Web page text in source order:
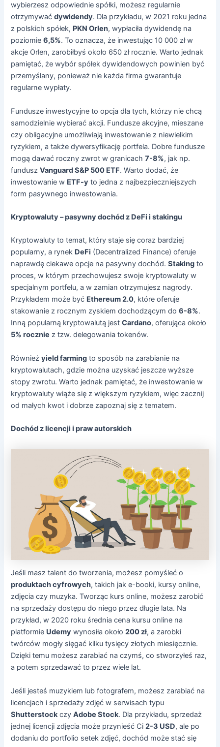
wybierzesz odpowiednie spółki, możesz regularnie
otrzymywaćdywidendy. Dla przykładu, w 2021 roku jedna
z polskich spółek, PKN Orlen, wypłaciła dywidendę na
poziomie6,5%. To oznacza, że inwestując 10 000 zł w
akcje Orlen, zarobiłbyś około 650 zł rocznie. Warto jednak
pamiętać, że wybór spółek dywidendowych powinien być
przemyślany, ponieważ nie każda firma gwarantuje
regularne wypłaty.
Fundusze inwestycyjne to opcja dla tych, którzy nie chcą
samodzielnie wybierać akcji. Fundusze akcyjne, mieszane
czy obligacyjne umożliwiają inwestowanie z niewielkim
ryzykiem, a także dywersyfikację portfela. Dobre fundusze
mogą dawać roczny zwrot w granicach7-8%, jak np.
funduszVanguard S&P 500 ETF. Warto dodać, że
inwestowanie w ETF-y to jedna z najbezpieczniejszych
form pasywnego inwestowania.
Kryptowaluty – pasywny dochód z DeFi i stakingu
Kryptowaluty to temat, który staje się coraz bardziej
popularny, a rynek DeFi (Decentralized Finance) oferuje
naprawdę ciekawe opcje na pasywny dochód.Staking to
proces, w którym przechowujesz swoje kryptowaluty w
specjalnym portfelu, a w zamian otrzymujesz nagrody.
Przykładem może być Ethereum 2.0, które oferuje
stakowanie z rocznym zyskiem dochodzącym do6-8%.
Inną popularną kryptowalutą jestCardano, oferująca około
5% rocznie z tzw. delegowania tokenów.
Równieżyield farming to sposób na zarabianie na
kryptowalutach, gdzie można uzyskać jeszcze wyższe
stopy zwrotu. Warto jednak pamiętać, że inwestowanie w
kryptowaluty wiąże się z większym ryzykiem, więc zacznij
od małych kwot i dobrze zapoznaj się z tematem.
Dochód z licencji i praw autorskich
Jeśli masz talent do tworzenia, możesz pomyśleć o
produktach cyfrowych, takich jak e-booki, kursy online,
zdjęcia czy muzyka. Tworząc kurs online, możesz zarobić
na sprzedaży dostępu do niego przez długie lata. Na
przykład, w 2020 roku średnia cena kursu online na
platformie Udemy wynosiła około200 zł, a zarobki
twórców mogły sięgać kilku tysięcy złotych miesięcznie.
Dzięki temu możesz zarabiać na czymś, co stworzyłeś raz,
a potem sprzedawać to przez wiele lat.
Jeśli jesteś muzykiem lub fotografem, możesz zarabiać na
licencjach i sprzedaży zdjęć w serwisach typu
ShutterstockczyAdobe Stock. Dla przykładu, sprzedaż
jednej licencji zdjęcia może przynieść Ci2-3 USD, ale po
dodaniu do portfolio setek zdjęć, dochód może stać się